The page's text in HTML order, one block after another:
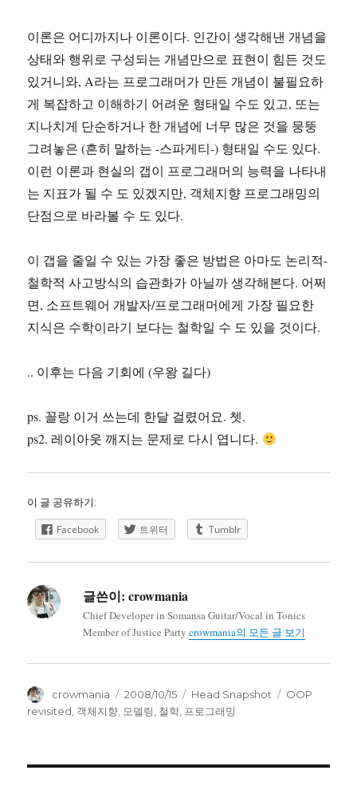
이론은 어디까지나 이론이다. 인간이 생각해낸 개념을
상태와 행위로 구성되는 개념만으로 표현이 힘든 것도
있거니와, A라는 프로그래머가 만든 개념이 불필요하
게 복잡하고 이해하기 어려운 형태일 수도 있고, 또는
지나치게 단순하거나 한 개념에 너무 많은 것을 뭉뚱
그려놓은 (흔히 말하는 -스파게티-) 형태일 수도 있다.
이런 이론과 현실의 갭이 프로그래머의 능력을 나타내
는 지표가 될 수 도 있겠지만, 객체지향 프로그래밍의
단점으로 바라볼 수 도 있다.
이 갭을 줄일 수 있는 가장 좋은 방법은 아마도 논리적-
철학적 사고방식의 습관화가 아닐까 생각해본다. 어쩌
면, 소프트웨어 개발자/프로그래머에게 가장 필요한
지식은 수학이라기 보다는 철학일 수 도 있을 것이다.
.. 이후는 다음 기회에 (우왕 길다)
ps. 꼴랑 이거 쓰는데 한달 걸렸어요. 쳇.
ps2. 레이아웃 깨지는 문제로 다시 엽니다.
이 글 공유하기:
Facebook 트위터 Tumblr
글쓴이: crowmania
Chief Developer in Somansa Guitar/Vocal in Tonics
Member of Justice Partycrowmania의 모든 글 보기
글
쓴
crowmania
작
성
2008/10/15
카
테
Head Snapshot
태
OOP
revisited, 객체지향, 모델링, 철학, 프로그래밍